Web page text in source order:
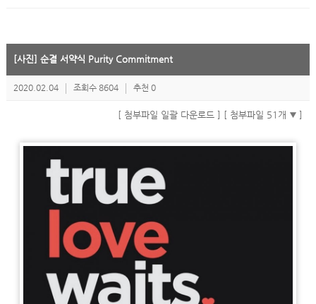
[사진] 순결 서약식 Purity Commitment
2020.02.04 조회수 8604 추천 0
[ 첨부파일 일괄 다운로드 ] [ 첨부파일 51개 ]